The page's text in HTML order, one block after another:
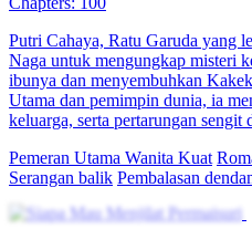
hidupnya tidak terurus akibat
Untuk menyelamatkan diri, Chu
informasi dari zaman modern dan
hebat, memulai perjalanan
Drama Sejarah Serangan balik
Raja Kurir Terkuat